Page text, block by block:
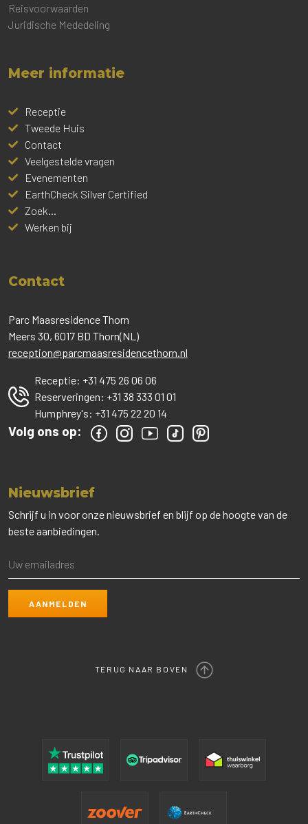
Reisvoorwaarden
Juridische Mededeling
Meer informatie
Receptie
Tweede Huis
Contact
Veelgestelde vragen
Evenementen
EarthCheck Silver Certified
Zoek...
Werken bij
Contact
Parc Maasresidence Thorn
Meers 30, 6017 BD Thorn(NL)
reception@parcmaasresidencethorn.nl
Receptie: +31 475 26 06 06
Reserveringen: +31 38 333 01 01
Humphrey's: +31 475 22 20 14
Volg ons op:
Nieuwsbrief
Schrijf u in voor onze nieuwsbrief en blijf op de hoogte van de
beste aanbiedingen.
TERUG NAAR BOVEN